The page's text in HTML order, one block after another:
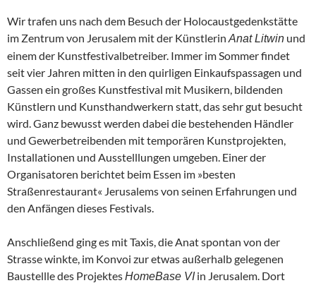
Wir trafen uns nach dem Besuch der Holocaustgedenkstätte
im Zentrum von Jerusalem mit der Künstlerin Anat Litwin und
einem der Kunstfestivalbetreiber. Immer im Sommer findet
seit vier Jahren mitten in den quirligen Einkaufspassagen und
Gassen ein großes Kunstfestival mit Musikern, bildenden
Künstlern und Kunsthandwerkern statt, das sehr gut besucht
wird. Ganz bewusst werden dabei die bestehenden Händler
und Gewerbetreibenden mit temporären Kunstprojekten,
Installationen und Ausstelllungen umgeben. Einer der
Organisatoren berichtet beim Essen im »besten
Straßenrestaurant« Jerusalems von seinen Erfahrungen und
den Anfängen dieses Festivals.
Anschließend ging es mit Taxis, die Anat spontan von der
Strasse winkte, im Konvoi zur etwas außerhalb gelegenen
Baustellle des ProjektesHomeBase VIin Jerusalem. Dort